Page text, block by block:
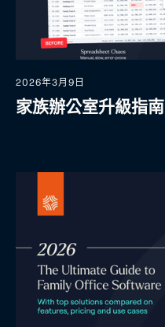
2026年3月9日
家族辦公室升級指南